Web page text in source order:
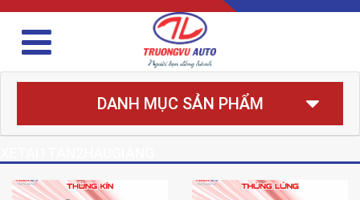
DANH MỤC SẢN PHẨM